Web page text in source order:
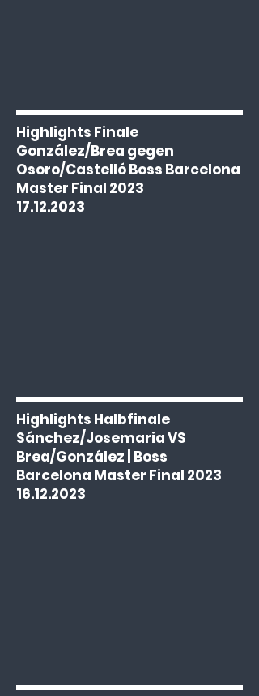
Highlights Finale
González/Brea gegen
Osoro/Castelló Boss Barcelona
Master Final 2023
17.12.2023
Highlights Halbfinale
Sánchez/Josemaria VS
Brea/González | Boss
Barcelona Master Final 2023
16.12.2023